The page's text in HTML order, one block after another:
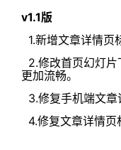
v1.1版
1.新增文章详情页
2.修改首页幻灯
更加流畅。
3.修复手机端文章
4.修复文章详情页